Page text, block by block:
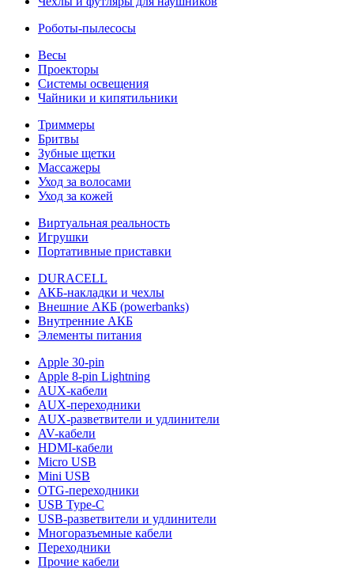
Роботы-пылесосы
Весы
Проекторы
Системы освещения
Чайники и кипятильники
Триммеры
Бритвы
Зубные щетки
Массажеры
Уход за волосами
Уход за кожей
Виртуальная реальность
Игрушки
Портативные приставки
DURACELL
АКБ-накладки и чехлы
Внешние АКБ (powerbanks)
Внутренние АКБ
Элементы питания
Apple 30-pin
Apple 8-pin Lightning
AUX-кабели
AUX-переходники
AUX-разветвители и удлинители
AV-кабели
HDMI-кабели
Micro USB
Mini USB
OTG-переходники
USB Type-C
USB-разветвители и удлинители
Многоразъемные кабели
Переходники
Прочие кабели